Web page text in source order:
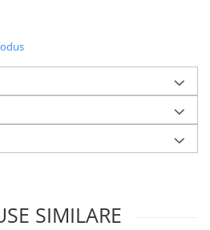
SIMILARE